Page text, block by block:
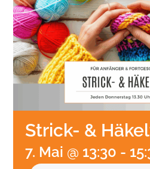
Strick- &
7. Mai @ 13:30 -